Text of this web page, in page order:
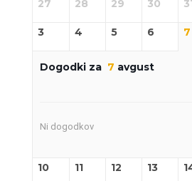
27 28 29 30
3 4 5 6 7
Dogodki za 7 avgust
Ni dogodkov
10 11 12 13